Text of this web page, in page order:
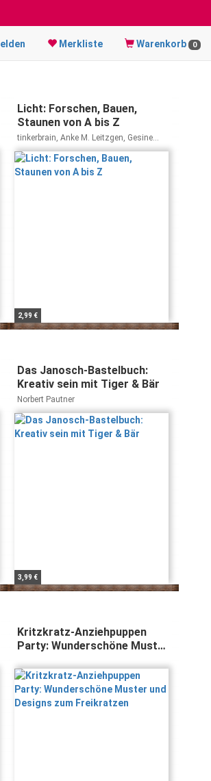
Merkliste Warenkorb 0
Licht: Forschen, Bauen,
Staunen von A bis Z
tinkerbrain, Anke M. Leitzgen, Gesine
Grotrian
2,99 €
Das Janosch-Bastelbuch:
Kreativ sein mit Tiger & Bär
Norbert Pautner
3,99 €
Kritzkratz-Anziehpuppen
Party: Wunderschöne Muster